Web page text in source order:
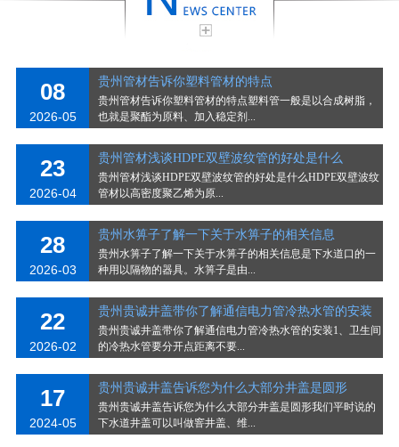
08
2026-05
贵州管材告诉你塑料管材的特点
贵州管材告诉你塑料管材的特点塑料管一般是以合成树脂，
也就是聚酯为原料、加入稳定剂...
23
2026-04
贵州管材浅谈HDPE双壁波纹管的好处是什么
贵州管材浅谈HDPE双壁波纹管的好处是什么HDPE双壁波纹
管材以高密度聚乙烯为原...
28
2026-03
贵州水箅子了解一下关于水箅子的相关信息
贵州水箅子了解一下关于水箅子的相关信息是下水道口的一
种用以隔物的器具。水箅子是由...
22
2026-02
贵州贵诚井盖带你了解通信电力管冷热水管的安装
贵州贵诚井盖带你了解通信电力管冷热水管的安装1、卫生间
的冷热水管要分开点距离不要...
17
2024-05
贵州贵诚井盖告诉您为什么大部分井盖是圆形
贵州贵诚井盖告诉您为什么大部分井盖是圆形我们平时说的
下水道井盖可以叫做窨井盖、维...